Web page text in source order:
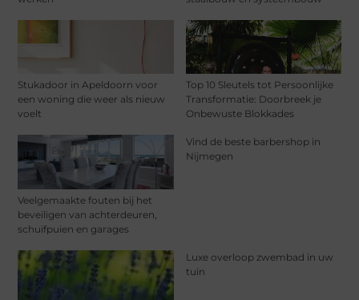
Stukadoor in Apeldoorn voor
een woning die weer als nieuw
voelt
Top 10 Sleutels tot Persoonlijke
Transformatie: Doorbreek je
Onbewuste Blokkades
Veelgemaakte fouten bij het
beveiligen van achterdeuren,
schuifpuien en garages
Vind de beste barbershop in
Nijmegen
Luxe overloop zwembad in uw
tuin